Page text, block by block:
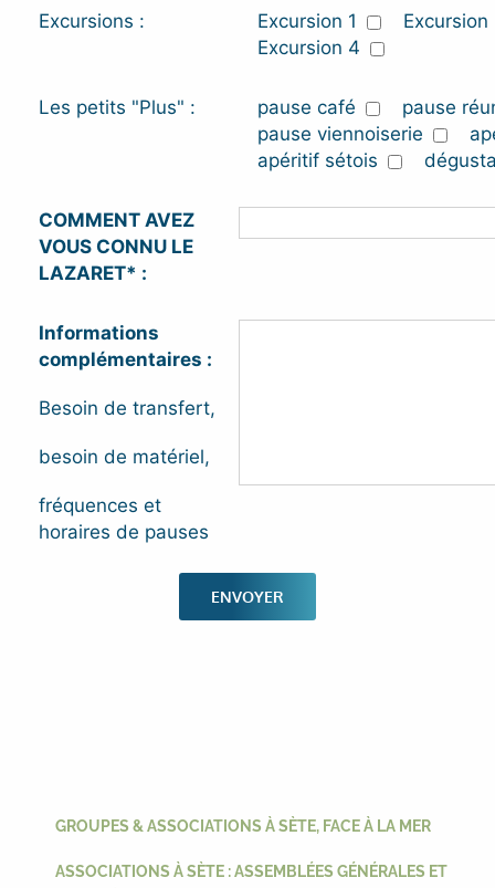
Excursions : Excursion 1
Excursion
Excursion 4
Les petits "Plus" : pause café
pause
pause viennoiserie
apéritif sétois
COMMENT AVEZ
VOUS CONNU LE
LAZARET* :
Informations
complémentaires :
Besoin de transfert,
besoin de matériel,
fréquences et
horaires de pauses
GROUPES & ASSOCIATIONS À SÈTE, FACE À LA MER
ASSOCIATIONS À SÈTE : ASSEMBLÉES GÉNÉRALES ET